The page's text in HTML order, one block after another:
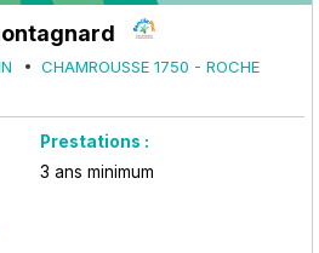
CHAMROUSSE 1750 - ROCHE
Prestations :
3 ans minimum